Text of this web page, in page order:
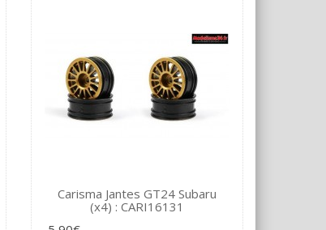
Carisma Jantes GT24 Subaru
(x4) : CARI16131